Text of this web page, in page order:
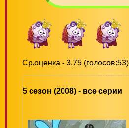
Ср.оценка - 3.75 (голосов:53)
5 сезон (2008) - все серии